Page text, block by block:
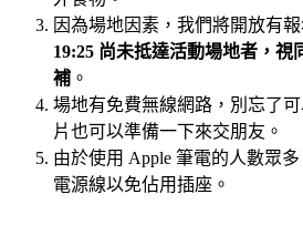
因為場地因素，我們將開放有
19:25 尚未抵達活動場地者，視
補 。
場地有免費無線網路，別忘了
片也可以準備一下來交朋友。
由於使用 Apple 筆電的人數眾
電源線以免佔用插座。